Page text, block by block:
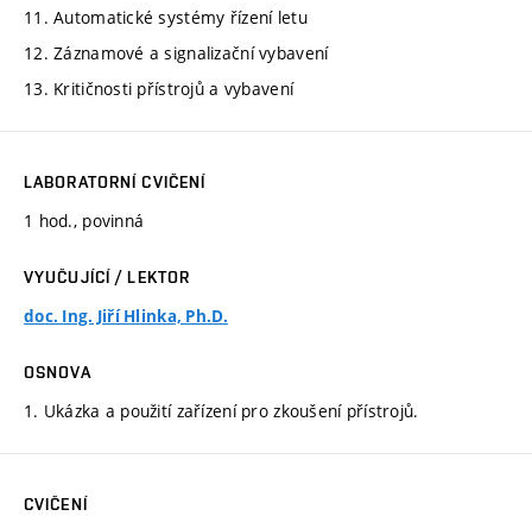
11. Automatické systémy řízení letu
12. Záznamové a signalizační vybavení
13. Kritičnosti přístrojů a vybavení
LABORATORNÍ CVIČENÍ
1 hod., povinná
VYUČUJÍCÍ / LEKTOR
doc. Ing. Jiří Hlinka, Ph.D.
OSNOVA
1. Ukázka a použití zařízení pro zkoušení přístrojů.
CVIČENÍ